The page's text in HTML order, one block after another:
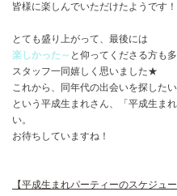
皆様に楽しんでいただけたようです！
とても盛り上がって、最後には
楽しかった～ と仰ってくださる方も多
スタッフ一同嬉しく思いました★
これから、同年代の出会いを探した
という平成生まれさん、「平成生ま
い。
お待ちしていますね！
【平成生まれパーティーのスケジュ